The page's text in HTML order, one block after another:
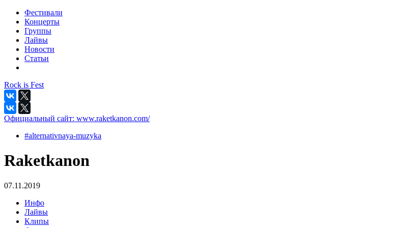
Фестивали
Концерты
Группы
Лайвы
Новости
Статьи
Rock is Fest
Официальный сайт: www.raketkanon.com/
#alternativnaya-muzyka
Raketkanon
07.11.2019
Инфо
Лайвы
Клипы